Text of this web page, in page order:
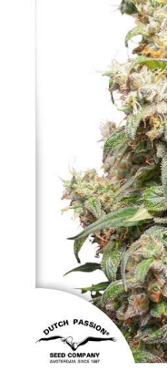
NAJLEPSZE OKAZJE
PROMOCJA TYGODNIA
Dla Początkujących
Indoor w Domu
Outdoor na Dworze
Półautomaty Outdoor
Automaty XXL